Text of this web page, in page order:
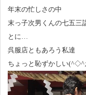
年末の忙しさの中
末っ子次男くんの七五三
とに…
呉服店ともあろう私達
ちょっと恥ずかしい